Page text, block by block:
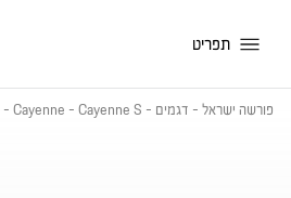
תפריט
פורשה ישראל- דגמים -
-Cayenne -Cayenne S